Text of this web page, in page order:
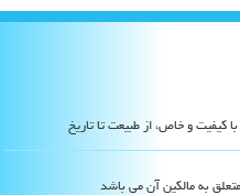
کیفیت و خاص، از طبیعت تا تاریخ